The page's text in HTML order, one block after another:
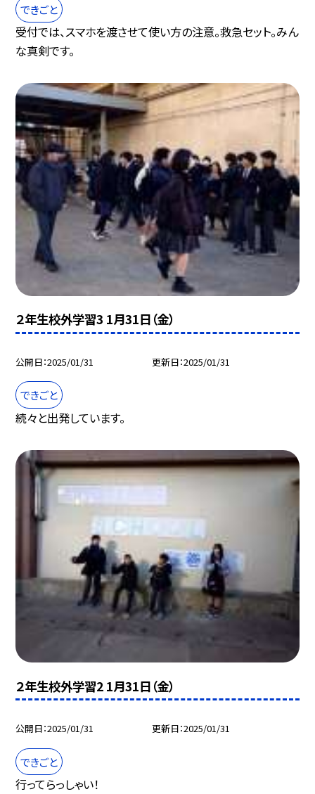
できごと
受付では、スマホを渡させて使い方の注意。救急セット。みん
な真剣です。
２年生校外学習3 1月31日（金）
公開日 2025/01/31 更新日 2025/01/31
できごと
続々と出発しています。
２年生校外学習2 1月31日（金）
公開日 2025/01/31 更新日 2025/01/31
できごと
行ってらっしゃい！